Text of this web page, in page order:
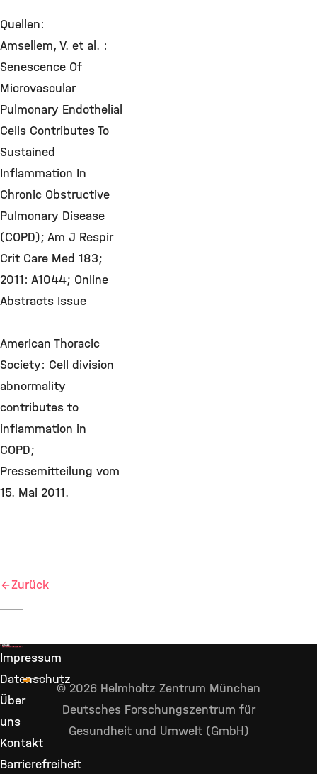
Quellen:
Amsellem, V. et al. :
Senescence Of
Microvascular
Pulmonary Endothelial
Cells Contributes To
Sustained
Inflammation In
Chronic Obstructive
Pulmonary Disease
(COPD); Am J Respir
Crit Care Med 183;
2011: A1044; Online
Abstracts Issue
American Thoracic
Society: Cell division
abnormality
contributes to
inflammation in
COPD;
Pressemitteilung vom
15. Mai 2011.
Zurück
Impressum
Datenschutz
Über
uns
Kontakt
Barrierefreiheit
© 2026 Helmholtz Zentrum München
Deutsches Forschungszentrum für
Gesundheit und Umwelt (GmbH)